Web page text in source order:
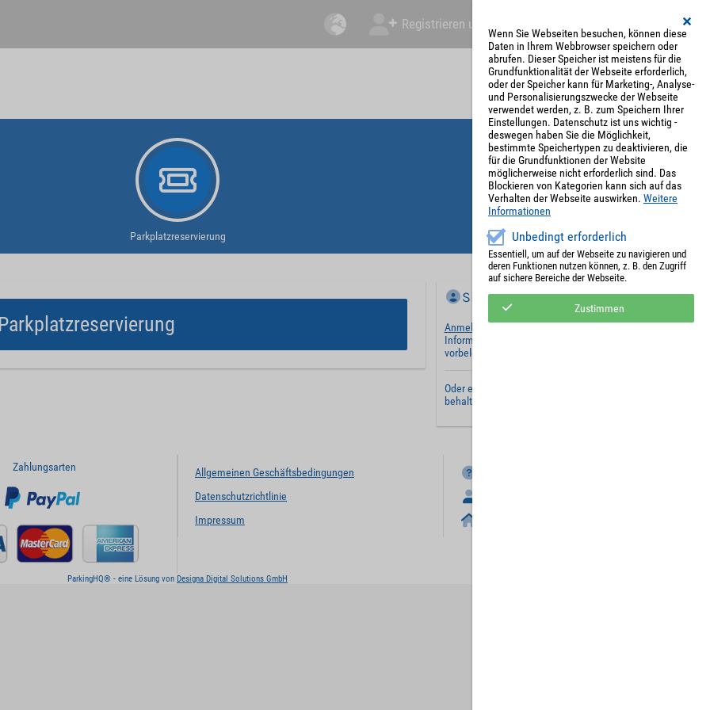
Registrieren und Angebot abgeben Mein Account
Parkplatzreservierung
Sie haben bereits ein Konto?
Anmelden
Informationen mit Ihren Standardwerten
vorbelegen.
Oder erstellen Sie ein
behalten Sie Ihre Einstellungen für später.
Zahlungsarten
Allgemeinen Geschäftsbedingungen
Datenschutzrichtlinie
Impressum
ParkingHQ® - eine Lösung von Designa Digital Solutions GmbH
Wenn Sie Webseiten besuchen, können diese
Daten in Ihrem Webbrowser speichern oder
abrufen. Dieser Speicher ist meistens für die
Grundfunktionalität der Webseite erforderlich,
oder der Speicher kann für Marketing-, Analyse-
und Personalisierungszwecke der Webseite
verwendet werden, z. B. zum Speichern Ihrer
Einstellungen. Datenschutz ist uns wichtig -
deswegen haben Sie die Möglichkeit,
bestimmte Speichertypen zu deaktivieren, die
für die Grundfunktionen der Website
möglicherweise nicht erforderlich sind. Das
Blockieren von Kategorien kann sich auf das
Verhalten der Webseite auswirken. Weitere
Informationen
Unbedingt erforderlich
Essentiell, um auf der Webseite zu navigieren und
deren Funktionen nutzen können, z. B. den Zugriff
auf sichere Bereiche der Webseite.
Zustimmen